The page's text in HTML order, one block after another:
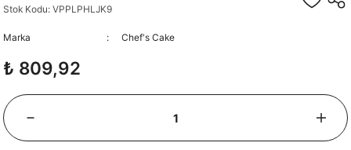
Stok Kodu: VPPLPHLJK9
Marka Chef's Cake
₺ 809,92